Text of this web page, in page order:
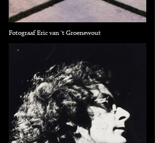
Fotograaf Eric van 't Groenewout